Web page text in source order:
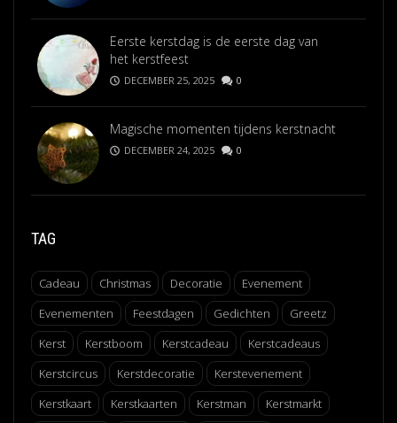
Eerste kerstdag is de eerste dag van
het kerstfeest
DECEMBER 25, 2025 0
Magische momenten tijdens kerstnacht
DECEMBER 24, 2025 0
TAG
Cadeau Christmas Decoratie
Evenement
Evenementen
Feestdagen Gedichten
Greetz
Kerst
Kerstboom Kerstcadeau
Kerstcadeaus
Kerstcircus
Kerstdecoratie
Kerstevenement
Kerstkaart
Kerstkaarten Kerstman Kerstmarkt